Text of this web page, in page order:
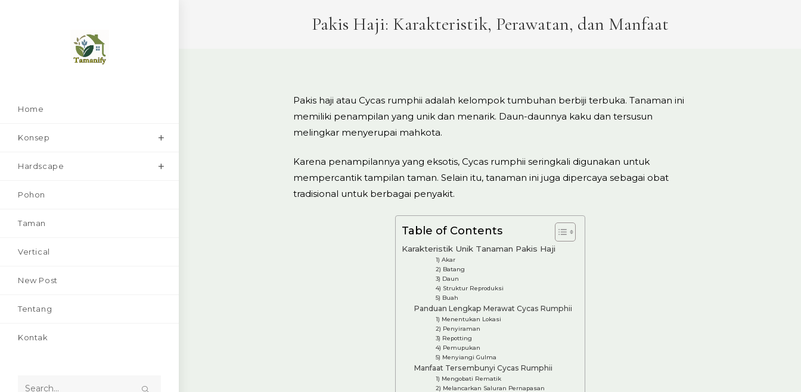
Home
Konsep
Hardscape
Pohon
Taman
Vertical
New Post
Tentang
Kontak
Pakis Haji: Karakteristik, Perawatan, dan Manfaat
Pakis haji atau Cycas rumphii adalah kelompok tumbuhan berbiji terbuka. Tanaman ini
memiliki penampilan yang unik dan menarik. Daun-daunnya kaku dan tersusun
melingkar menyerupai mahkota.
Karena penampilannya yang eksotis, Cycas rumphii seringkali digunakan untuk
mempercantik tampilan taman. Selain itu, tanaman ini juga dipercaya sebagai obat
tradisional untuk berbagai penyakit.
Table of Contents
Karakteristik Unik Tanaman Pakis Haji
1) Akar
2) Batang
3) Daun
4) Struktur Reproduksi
5) Buah
Panduan Lengkap Merawat Cycas Rumphii
1) Menentukan Lokasi
2) Penyiraman
3) Repotting
4) Pemupukan
5) Menyiangi Gulma
Manfaat Tersembunyi Cycas Rumphii
1) Mengobati Rematik
2) Melancarkan Saluran Pernapasan